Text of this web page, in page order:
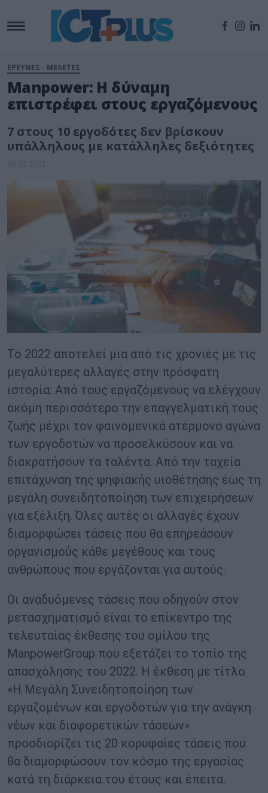
ΕΡΕΥΝΕΣ - ΜΕΛΕΤΕΣ
Manpower: Η δύναμη
επιστρέφει στους εργαζόμενους
7 στους 10 εργοδότες δεν βρίσκουν
υπάλληλους με κατάλληλες δεξιότητες
16.02.2022
Το 2022 αποτελεί μια από τις χρονιές με τις
μεγαλύτερες αλλαγές στην πρόσφατη
ιστορία: Από τους εργαζόμενους να ελέγχουν
ακόμη περισσότερο την επαγγελματική τους
ζωής μέχρι τον φαινομενικά ατέρμονο αγώνα
των εργοδοτών να προσελκύσουν και να
διακρατήσουν τα ταλέντα. Από την ταχεία
επιτάχυνση της ψηφιακής υιοθέτησης έως τη
μεγάλη συνειδητοποίηση των επιχειρήσεων
για εξέλιξη. Όλες αυτές οι αλλαγές έχουν
διαμορφώσει τάσεις που θα επηρεάσουν
οργανισμούς κάθε μεγέθους και τους
ανθρώπους που εργάζονται για αυτούς.
Οι αναδυόμενες τάσεις που οδηγούν στον
μετασχηματισμό είναι το επίκεντρο της
τελευταίας έκθεσης του ομίλου της
ManpowerGroup που εξετάζει το τοπίο της
απασχόλησης του 2022. Η έκθεση με τίτλο
«H Μεγάλη Συνειδητοποίηση των
εργαζομένων και εργοδοτών για την ανάγκη
νέων και διαφορετικών τάσεων»
προσδιορίζει τις 20 κορυφαίες τάσεις που
θα διαμορφώσουν τον κόσμο της εργασίας
κατά τη διάρκεια του έτους και έπειτα.